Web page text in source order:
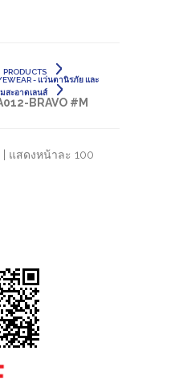
PRODUCTS
- แว่นตานิรภัย และ
สะอาดเลนส์
BRAVO #M
แสดงหน้าละ 100